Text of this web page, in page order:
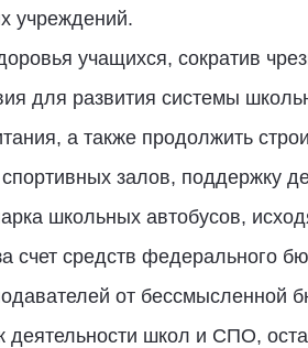
учреждений.
учащихся, сократив
для развития системы
а также продолжить
залов, поддержку
школьных автобусов,
счет средств федерального
от бессмысленной
деятельности школ и СПО,